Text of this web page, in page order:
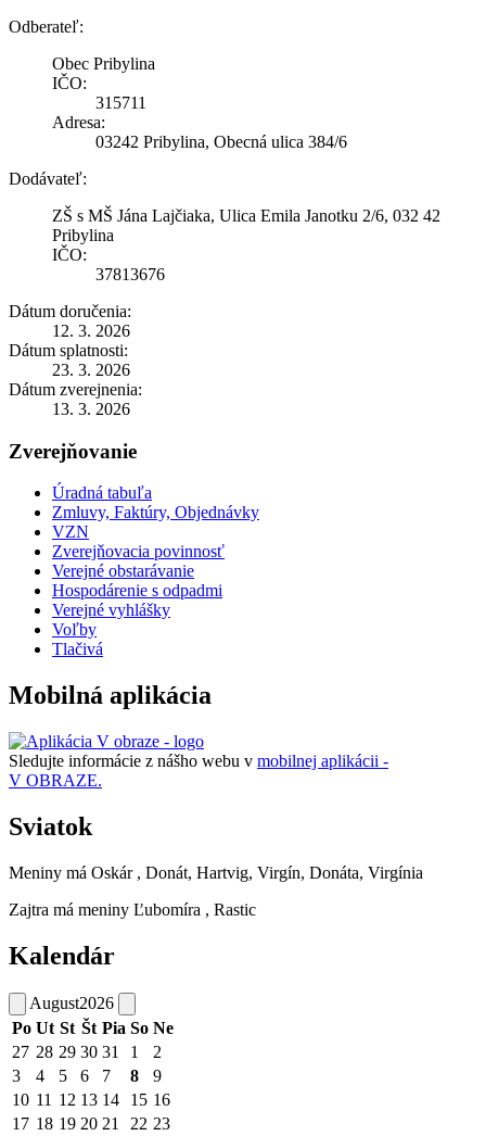
Odberateľ:
Obec Pribylina
IČO:
315711
Adresa:
03242 Pribylina, Obecná ulica 384/6
Dodávateľ:
ZŠ s MŠ Jána Lajčiaka, Ulica Emila Janotku 2/6, 032 42
Pribylina
IČO:
37813676
Dátum doručenia:
12. 3. 2026
Dátum splatnosti:
23. 3. 2026
Dátum zverejnenia:
13. 3. 2026
Zverejňovanie
Úradná tabuľa
Zmluvy, Faktúry, Objednávky
VZN
Zverejňovacia povinnosť
Verejné obstarávanie
Hospodárenie s odpadmi
Verejné vyhlášky
Voľby
Tlačivá
Mobilná aplikácia
Sledujte informácie z nášho webu v mobilnej aplikácii -
V OBRAZE.
Sviatok
Meniny má Oskár , Donát, Hartvig, Virgín, Donáta, Virgínia
Zajtra má meniny Ľubomíra , Rastic
Kalendár
August2026
Po Ut St Št Pia So Ne
27 28 29 30 31 1
2
3
4 5 6 7 8
9
10 11 12 13 14 15 16
17 18 19 20 21 22 23